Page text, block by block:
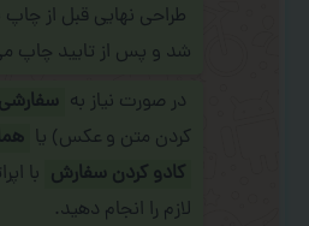
طراحی نهایی قبل از
شد و پس از تایید چاپ
در صورت نیاز به
کردن متن و عکس) یا
کادو کردن سفارش با
لازم را انجام دهید.